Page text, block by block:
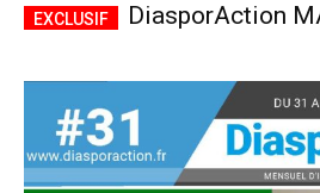
DiasporAction